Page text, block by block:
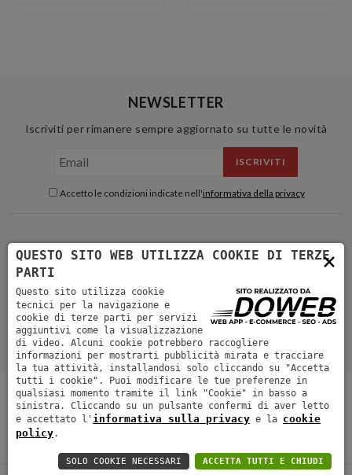
NEWSLETTER
Iscriviti per rimanere sempre aggiornato su tutte le novità
ISCRIVITI
Accetto le condizioni indicate nell'informativa della privacy
Shop Experience Blog Video About
Contatti
Collaborazioni
Ordini e spedizioni
Copyright by Matteo Lavezzini Partita IVA 02675450346
Informativa
×
QUESTO SITO WEB UTILIZZA COOKIE DI TERZE
PARTI
Questo sito utilizza cookie
tecnici per la navigazione e
cookie di terze parti per servizi
aggiuntivi come la visualizzazione
di video. Alcuni cookie potrebbero raccogliere
informazioni per mostrarti pubblicità mirata e tracciare
la tua attività, installandosi solo cliccando su "Accetta
tutti i cookie". Puoi modificare le tue preferenze in
qualsiasi momento tramite il link "Cookie" in basso a
sinistra. Cliccando su un pulsante confermi di aver letto
e accettato l' informativa sulla privacy e la cookie
policy.
ACCETTA TUTTI E CHIUDI
SOLO COOKIE NECESSARI